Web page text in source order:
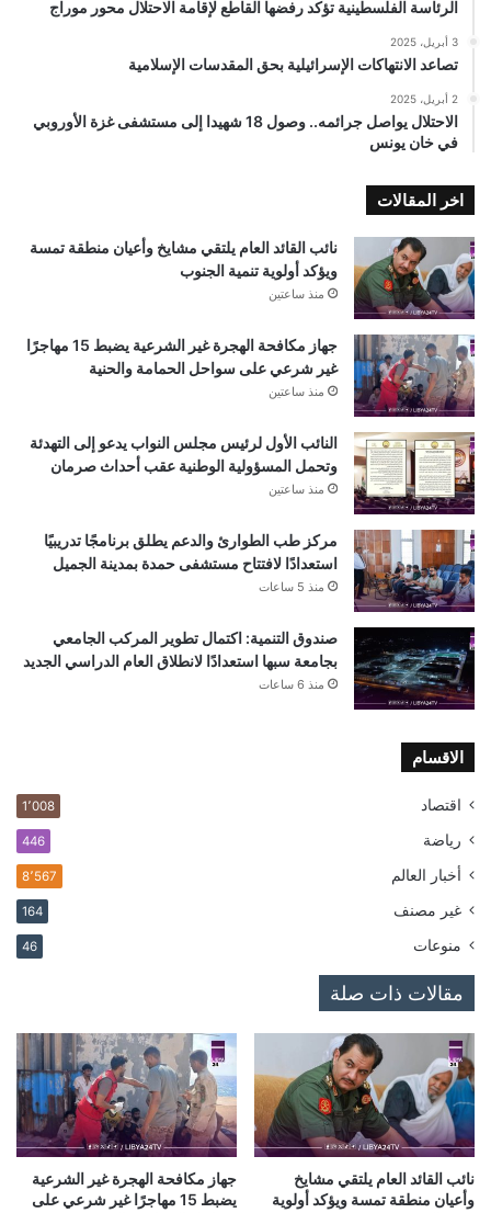
الرئاسة الفلسطينية تؤكد رفضها القاطع لإقامة الاحتلال محور موراج
3 أبريل، 2025
تصاعد الانتهاكات الإسرائيلية بحق المقدسات الإسلامية
2 أبريل، 2025
الاحتلال يواصل جرائمه.. وصول 18 شهيدا إلى مستشفى غزة الأوروبي
في خان يونس
اخر المقالات
نائب القائد العام يلتقي مشايخ وأعيان منطقة تمسة
ويؤكد أولوية تنمية الجنوب
منذ ساعتين
جهاز مكافحة الهجرة غير الشرعية يضبط 15 مهاجرًا
غير شرعي على سواحل الحمامة والحنية
منذ ساعتين
النائب الأول لرئيس مجلس النواب يدعو إلى التهدئة
وتحمل المسؤولية الوطنية عقب أحداث صرمان
منذ ساعتين
مركز طب الطوارئ والدعم يطلق برنامجًا تدريبيًا
استعدادًا لافتتاح مستشفى حمدة بمدينة الجميل
منذ 5 ساعات
صندوق التنمية: اكتمال تطوير المركب الجامعي
بجامعة سبها استعدادًا لانطلاق العام الدراسي الجديد
منذ 6 ساعات
الاقسام
اقتصاد 1٬008
رياضة 446
أخبار العالم 8٬567
غير مصنف 164
منوعات 46
مقالات ذات صلة
نائب القائد العام يلتقي مشايخ
وأعيان منطقة تمسة ويؤكد أولوية
جهاز مكافحة الهجرة غير الشرعية
يضبط 15 مهاجرًا غير شرعي على